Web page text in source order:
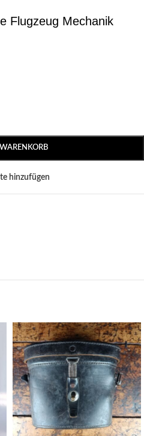
Flugzeug Mechanik
hinzufügen